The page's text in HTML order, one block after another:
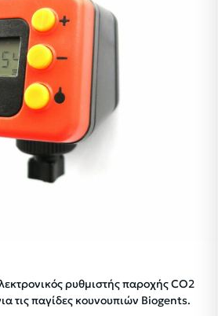
ρυθμιστής παροχής CO2
τις παγίδες κουνουπιών Biogents.